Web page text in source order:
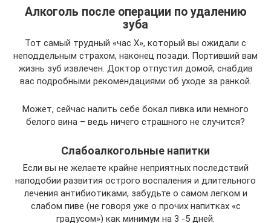
Алкоголь после операции по удалению
зуба
Тот самый трудный «час Х», который вы ожидали с
неподдельным страхом, наконец позади. Портивший вам
жизнь зуб извлечен. Доктор отпустил домой, снабдив
вас подробными рекомендациями об уходе за ранкой.
Может, сейчас налить себе бокал пивка или немного
белого вина – ведь ничего страшного не случится?
Слабоалкогольные напитки
Если вы не желаете крайне неприятных последствий
наподобии развития острого воспаления и длительного
лечения антибиотиками, забудьте о самом легком и
слабом пиве (не говоря уже о прочих напитках «с
градусом») как минимум на 3 -5 дней.